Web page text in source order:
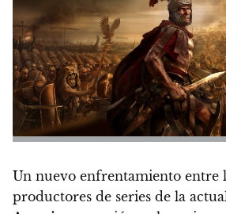
Un nuevo enfrentamiento entre
productores de series de la